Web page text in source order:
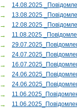
→ 14.08.2025
→ 13.08.2025
→ 12.08.2025
→ 11.08.2025
→
→
→
→
→
→
→